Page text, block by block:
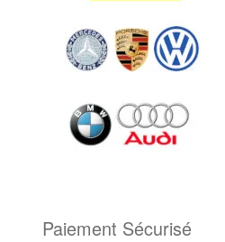
Paiement Sécurisé